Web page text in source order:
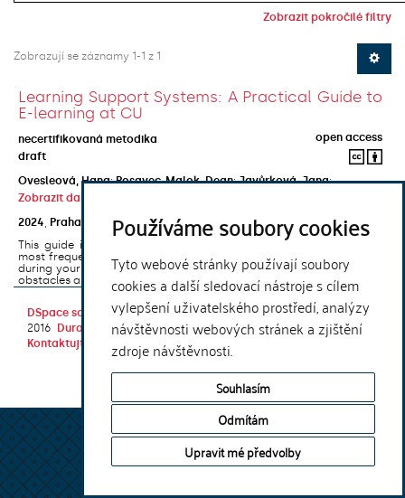
Používáme soubory cookies
Tyto webové stránky používají soubory
cookies a další sledovací nástroje s cílem
vylepšení uživatelského prostředí, analýzy
návštěvnosti webových stránek a zjištění
zdroje návštěvnosti.
Souhlasím
Odmítám
Upravit mé předvolby
Zobrazit pokročilé filtry
Zobrazují se záznamy 1-1 z 1
Learning Support Systems: A Practical Guide to
E-learning at CU
necertifikovaná metodika
open access
draft
Ovesleová, Hana;Posavec-Malok, Dean;Javůrková, Jana;
Zobrazit další autory
2024
Praha
Univerzita Karlova, Nakladatelství Karolinum
This guide introduces the e-learning support tools that are used
most frequently at Charles University and that you may encounter
during your studies. It will also help you to avoid the most common
obstacles associated ...
DSpace softwarecopyright © 2002-
2016
DuraSpace
Kontaktujte nás
Vyjádření názoru
Theme by